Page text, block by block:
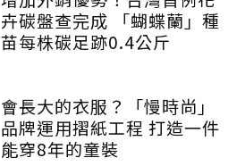
卉碳盤查完成 「蝴蝶蘭」種
苗每株碳足跡0.4公斤
會長大的衣服？「慢時尚」
品牌運用摺紙工程 打造一件
能穿8年的童裝